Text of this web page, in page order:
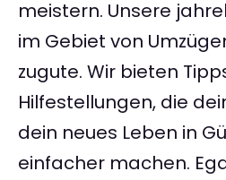
meistern. Unsere
im Gebiet von
zugute. Wir bieten
Hilfestellungen, die
dein neues Leben in
einfacher machen.